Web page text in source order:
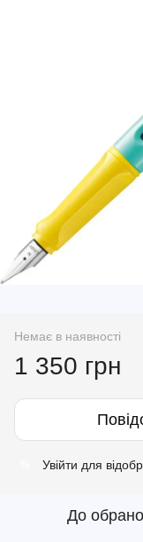
Немає в наявності
1 350 грн
Увійти для
До